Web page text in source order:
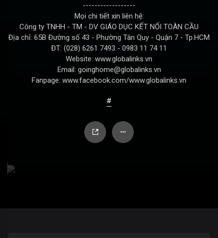
------------------
Mọi chi tiết xin liên hệ:
Công ty TNHH - TM - DV GIÁO DỤC KẾT NỐI TOÀN CẦU
Địa chỉ: 65B Đường số 43 - Phường Tân Quy - Quận 7 - Tp.HCM
ĐT: (028) 6261 7493 - 0983 11 74 11
Website: www.globalinks.vn
Email: goinghome@globalinks.vn
Fanpage: www.facebook.com/www.globalinks.vn
#